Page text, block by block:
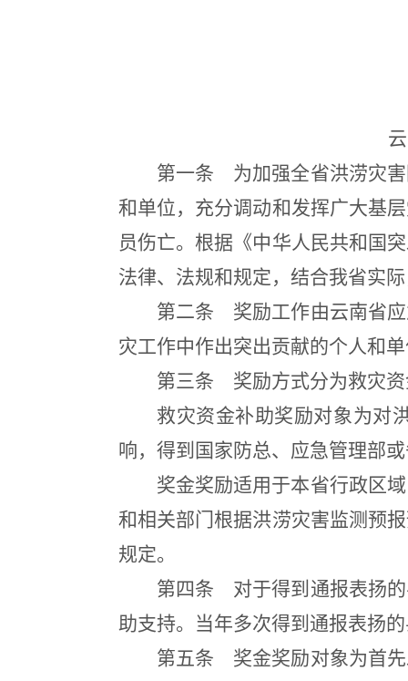
第一条 为加强全省洪涝灾害
和单位，充分调动和发挥广大基
员伤亡。根据《中华人民共和国
法律、法规和规定，结合我省实
第二条 奖励工作由云南省应
灾工作中作出突出贡献的个人和
第三条 奖励方式分为救灾
救灾资金补助奖励对象为对
响，得到国家防总、应急管理部
奖金奖励适用于本省行政区
和相关部门根据洪涝灾害监测预
规定。
第四条 对于得到通报表扬的
助支持。当年多次得到通报表扬
第五条 奖金奖励对象为首先